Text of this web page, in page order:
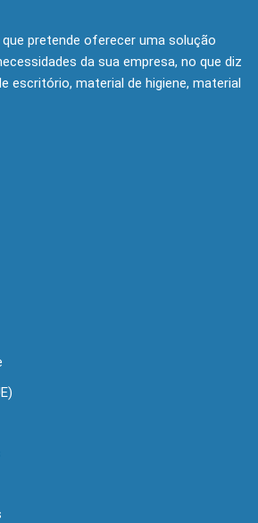
pretende oferecer uma solução
da sua empresa, no que diz
escritório, material de higiene, material